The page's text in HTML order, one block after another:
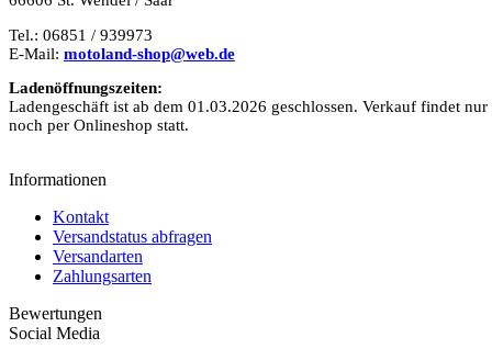
Tel.: 06851 / 939973
E-Mail: motoland-shop@web.de
Ladenöffnungszeiten:
Ladengeschäft ist ab dem 01.03.2026 geschlossen. Verkauf findet nur
noch per Onlineshop statt.
Informationen
Kontakt
Versandstatus abfragen
Versandarten
Zahlungsarten
Bewertungen
Social Media